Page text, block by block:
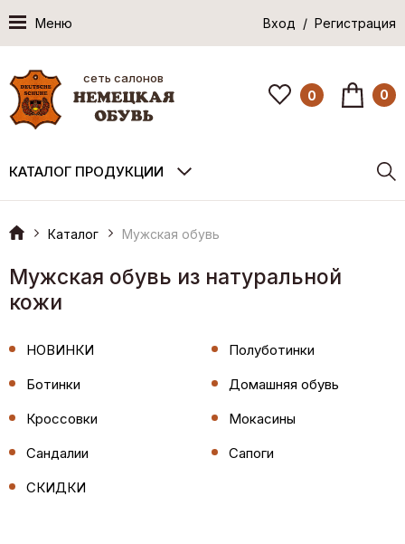
Меню Вход / Регистрация
сеть салонов
0 0
КАТАЛОГ ПРОДУКЦИИ
Каталог Мужская обувь
Мужская обувь из натуральной
кожи
НОВИНКИ
Полуботинки
Ботинки
Домашняя обувь
Кроссовки
Мокасины
Сандалии
Сапоги
СКИДКИ